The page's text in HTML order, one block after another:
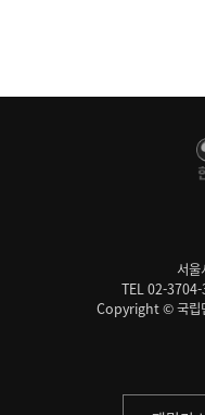
서울
TEL 02-
Copyright © 국립